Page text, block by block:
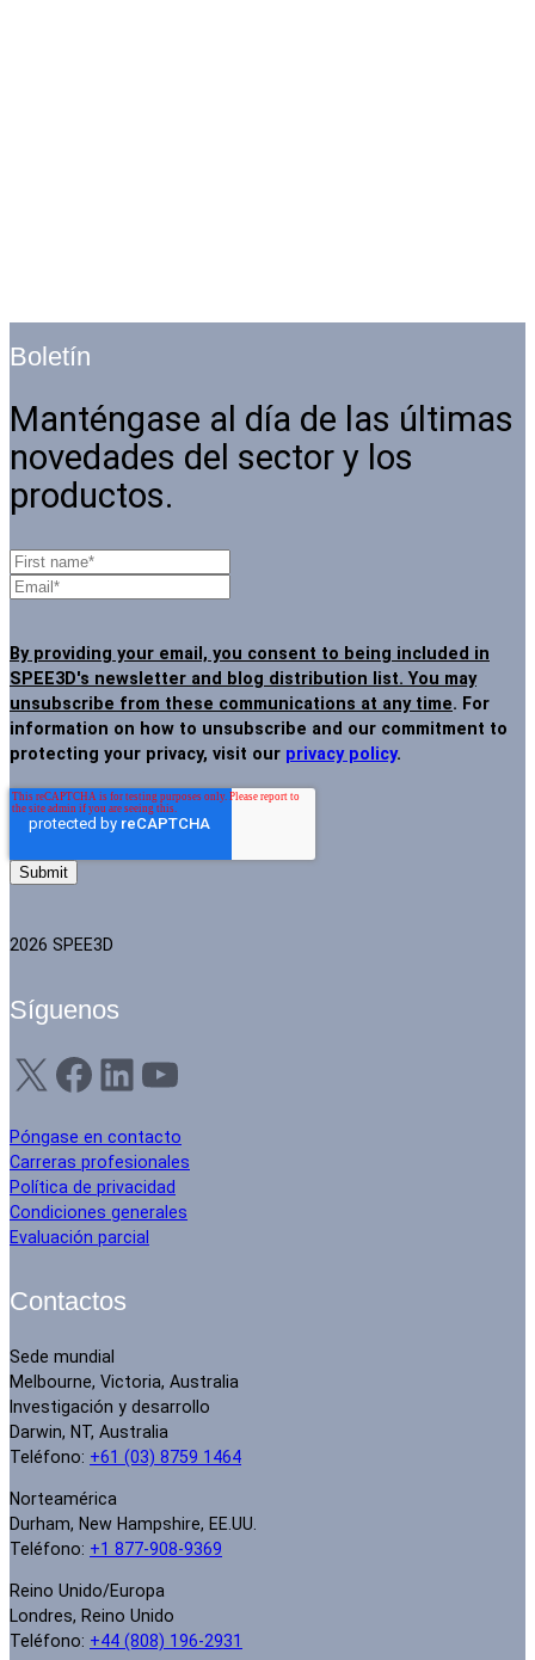
Boletín
Manténgase al día de las últimas
novedades del sector y los
productos.
By providing your email, you consent to being included in
SPEE3D's newsletter and blog distribution list. You may
unsubscribe from these communications at any time. For
information on how to unsubscribe and our commitment to
protecting your privacy, visit our privacy policy.
2026 SPEE3D
Síguenos
X Facebook LinkedIn YouTube
Póngase en contacto
Carreras profesionales
Política de privacidad
Condiciones generales
Evaluación parcial
Contactos
Sede mundial
Melbourne, Victoria, Australia
Investigación y desarrollo
Darwin, NT, Australia
Teléfono: +61 (03) 8759 1464
Norteamérica
Durham, New Hampshire, EE.UU.
Teléfono: +1 877-908-9369
Reino Unido/Europa
Londres, Reino Unido
Teléfono: +44 (808) 196-2931